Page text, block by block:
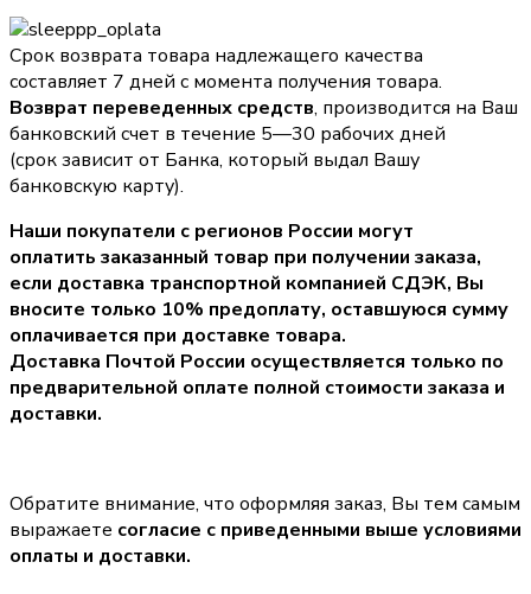
Срок возврата товара надлежащего качества
составляет 7 дней с момента получения товара.
Возврат переведенных средств, производится на Ваш
банковский счет в течение 5—30 рабочих дней
(срок зависит от Банка, который выдал Вашу
банковскую карту).
Наши покупатели с регионов России могут
оплатить заказанный товар при получении заказа,
если доставка транспортной компанией СДЭК, Вы
вносите только 10% предоплату, оставшуюся сумму
оплачивается при доставке товара.
Доставка Почтой России осуществляется только по
предварительной оплате полной стоимости заказа и
доставки.
Обратите внимание, что оформляя заказ, Вы тем самым
выражаете согласие с приведенными выше условиями
оплаты и доставки.